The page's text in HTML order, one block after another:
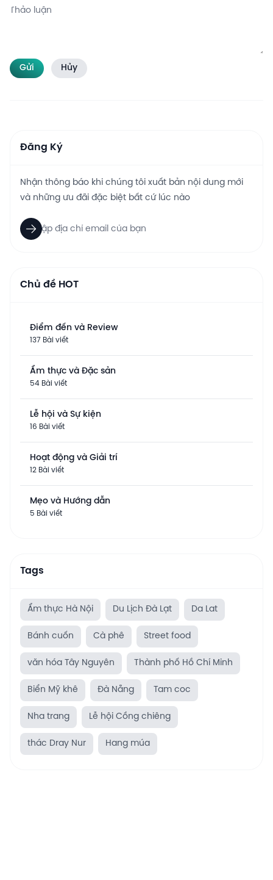
Gửi Hủy
Đăng Ký
Nhận thông báo khi chúng tôi xuất bản nội dung mới
và những ưu đãi đặc biệt bất cứ lúc nào
Chủ đề HOT
Điểm đến và Review
137 Bài viết
Ẩm thực và Đặc sản
54 Bài viết
Lễ hội và Sự kiện
16 Bài viết
Hoạt động và Giải trí
12 Bài viết
Mẹo và Hướng dẫn
5 Bài viết
Tags
Ẩm thực Hà Nội Du Lịch Đà Lạt Da Lat
Bánh cuốn Cà phê Street food
văn hóa Tây Nguyên Thành phố Hồ Chí Minh
Biển Mỹ khê Đà Nẵng Tam coc
Nha trang Lễ hội Cồng chiêng
thác Dray Nur Hang múa